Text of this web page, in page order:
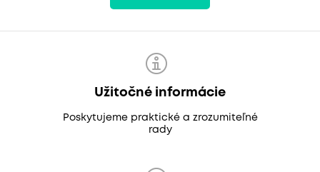
Užitočné informácie
Poskytujeme praktické a zrozumiteľné
rady